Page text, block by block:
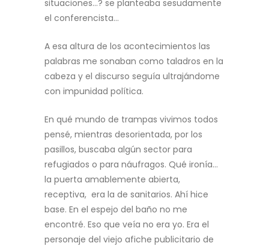
situaciones…? se planteaba sesudamente
el conferencista…
A esa altura de los acontecimientos las
palabras me sonaban como taladros en la
cabeza y el discurso seguía ultrajándome
con impunidad política.
En qué mundo de trampas vivimos todos
pensé, mientras desorientada, por los
pasillos, buscaba algún sector para
refugiados o para náufragos. Qué ironía…
la puerta amablemente abierta,
receptiva, era la de sanitarios. Ahí hice
base. En el espejo del baño no me
encontré. Eso que veía no era yo. Era el
personaje del viejo afiche publicitario de